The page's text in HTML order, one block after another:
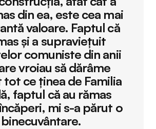
din ea, este cea mai
valoare. Faptul că
și a supraviețuit
comuniste din anii
vroiau să dărâme
ce ținea de Familia
faptul că au rămas
mi s-a părut o
binecuvântare.